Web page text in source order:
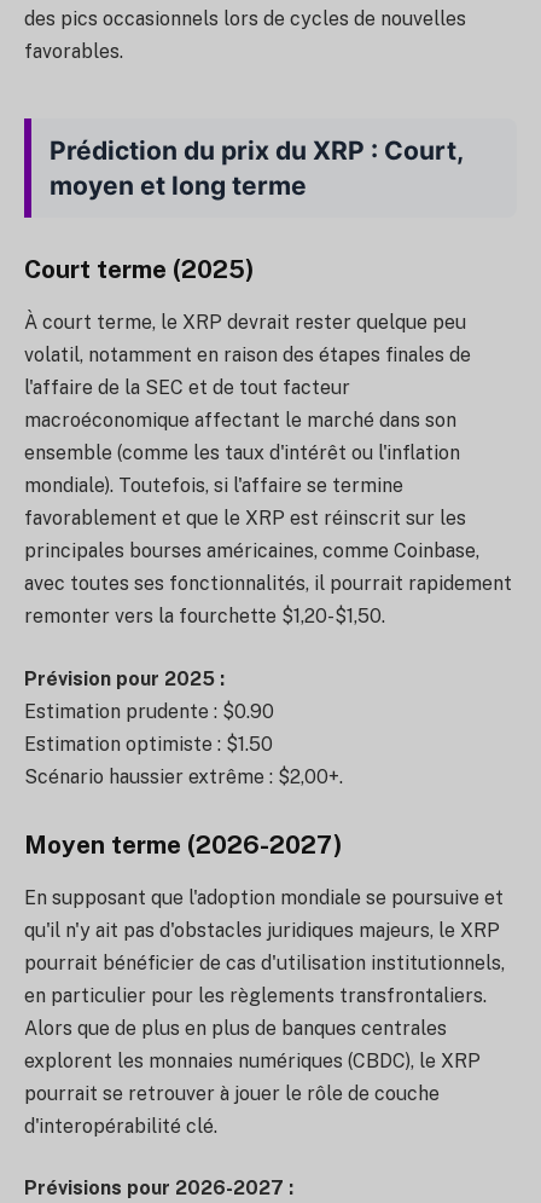
des pics occasionnels lors de cycles de nouvelles
favorables.
Prédiction du prix du XRP : Court,
moyen et long terme
Court terme (2025)
À court terme, le XRP devrait rester quelque peu
volatil, notamment en raison des étapes finales de
l'affaire de la SEC et de tout facteur
macroéconomique affectant le marché dans son
ensemble (comme les taux d'intérêt ou l'inflation
mondiale). Toutefois, si l'affaire se termine
favorablement et que le XRP est réinscrit sur les
principales bourses américaines, comme Coinbase,
avec toutes ses fonctionnalités, il pourrait rapidement
remonter vers la fourchette $1,20-$1,50.
Prévision pour 2025 :
Estimation prudente : $0.90
Estimation optimiste : $1.50
Scénario haussier extrême : $2,00+.
Moyen terme (2026-2027)
En supposant que l'adoption mondiale se poursuive et
qu'il n'y ait pas d'obstacles juridiques majeurs, le XRP
pourrait bénéficier de cas d'utilisation institutionnels,
en particulier pour les règlements transfrontaliers.
Alors que de plus en plus de banques centrales
explorent les monnaies numériques (CBDC), le XRP
pourrait se retrouver à jouer le rôle de couche
d'interopérabilité clé.
Prévisions pour 2026-2027 :